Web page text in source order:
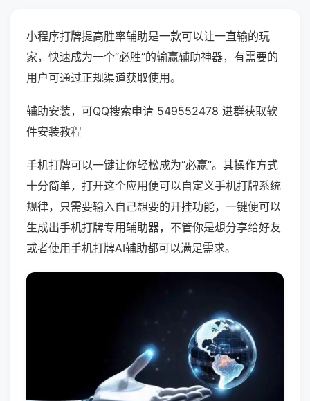
小程序打牌提高胜率辅助是一款可以让一直输的玩
家，快速成为一个“必胜”的输赢辅助神器，有需要的
用户可通过正规渠道获取使用。
辅助安装，可QQ搜索申请 549552478 进群获取软
件安装教程
手机打牌可以一键让你轻松成为“必赢”。其操作方式
十分简单，打开这个应用便可以自定义手机打牌系统
规律，只需要输入自己想要的开挂功能，一键便可以
生成出手机打牌专用辅助器，不管你是想分享给好友
或者使用手机打牌AI辅助都可以满足需求。